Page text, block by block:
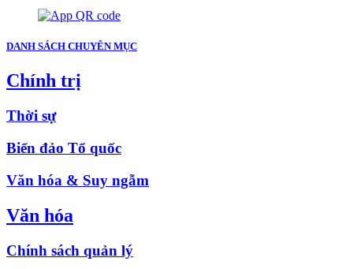
DANH SÁCH CHUYÊN MỤC
Chính trị
Thời sự
Biển đảo Tổ quốc
Văn hóa & Suy ngẫm
Văn hóa
Chính sách quản lý